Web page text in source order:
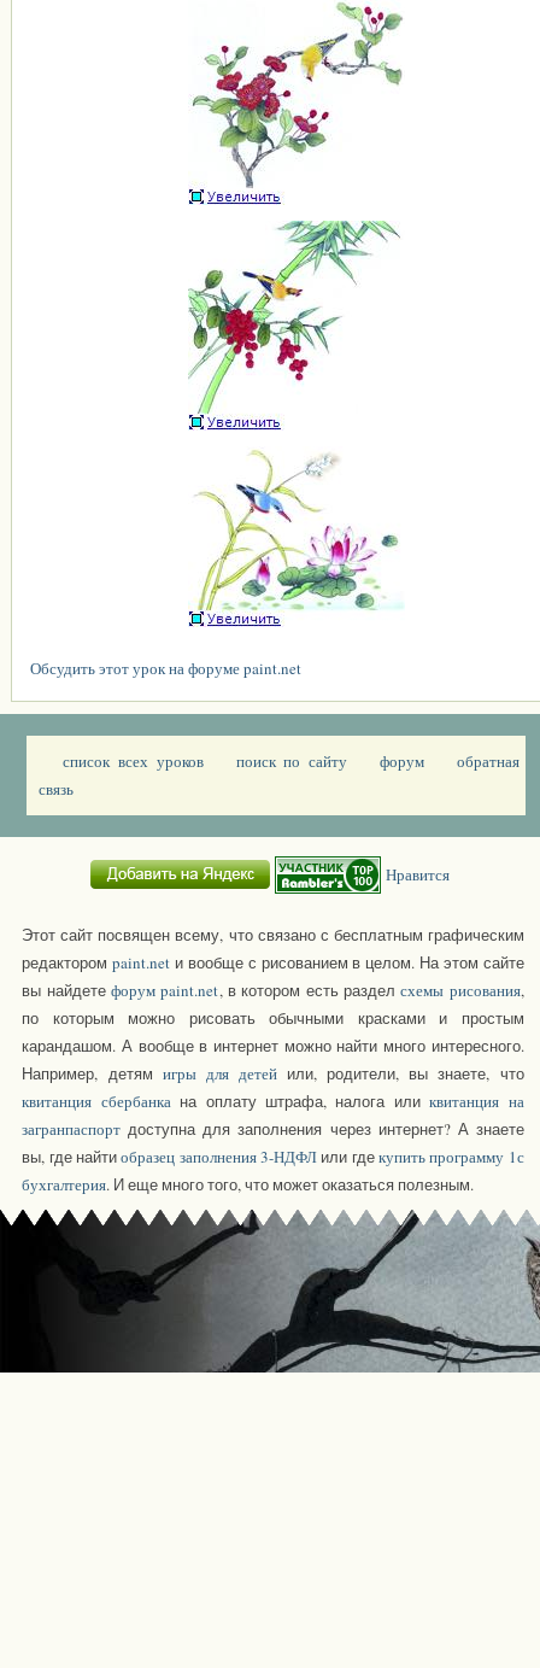
Обсудить этот урок на форуме paint.net
список всех уроков поиск по сайту форум
обратная
связь
Нравится
Этот сайт посвящен всему, что связано с бесплатным графическим
редакторомpaint.net и вообще с рисованием в целом. На этом сайте
вы найдетефорум paint.net, в котором есть разделсхемы рисования,
по которым можно рисовать обычными красками и простым
карандашом. А вообще в интернет можно найти много интересного.
Например, детям игры для детейили, родители, вы знаете, что
квитанция сбербанкана оплату штрафа, налога иликвитанция на
загранпаспорт доступна для заполнения через интернет? А знаете
вы, где найтиобразец заполнения 3-НДФЛ или гдекупить программу 1с
бухгалтерия. И еще много того, что может оказаться полезным.